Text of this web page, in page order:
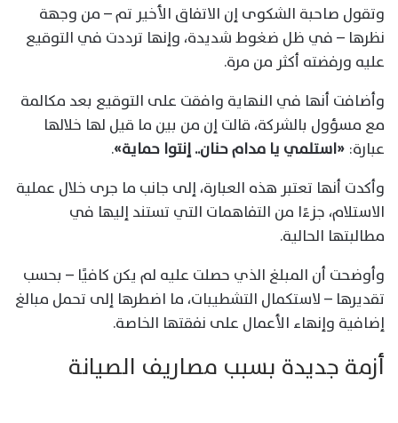
وتقول صاحبة الشكوى إن الاتفاق الأخير تم – من وجهة
نظرها – في ظل ضغوط شديدة، وإنها ترددت في التوقيع
عليه ورفضته أكثر من مرة.
وأضافت أنها في النهاية وافقت على التوقيع بعد مكالمة
مع مسؤول بالشركة، قالت إن من بين ما قيل لها خلالها
عبارة: «استلمي يا مدام حنان.. إنتوا حماية».
وأكدت أنها تعتبر هذه العبارة، إلى جانب ما جرى خلال عملية
الاستلام، جزءًا من التفاهمات التي تستند إليها في
مطالبتها الحالية.
وأوضحت أن المبلغ الذي حصلت عليه لم يكن كافيًا – بحسب
تقديرها – لاستكمال التشطيبات، ما اضطرها إلى تحمل مبالغ
إضافية وإنهاء الأعمال على نفقتها الخاصة.
أزمة جديدة بسبب مصاريف الصيانة